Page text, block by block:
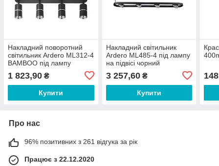
Накладний поворотний
світильник Ardero ML312-4
BAMBOO під лампу
1 823,90 ₴
Купити
Накладний світильник
Ardero ML485-4 під лампу
на підвісі чорний
3 257,60₴
Купити
Про нас
96% позитивних з 261 відгука за рік
Працює з 22.12.2020